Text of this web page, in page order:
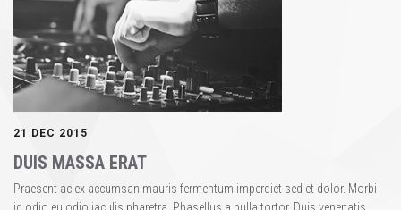
21 DEC 2015
DUIS MASSA ERAT
Praesent ac ex accumsan mauris fermentum imperdiet sed et dolor. Morbi
id odio eu odio iaculis pharetra. Phasellus a nulla tortor. Duis venenatis